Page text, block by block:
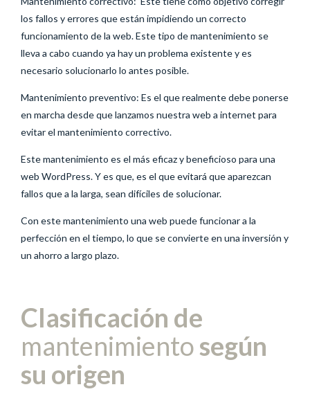
los fallos y errores que están impidiendo un correcto
funcionamiento de la web. Este tipo de mantenimiento se
lleva a cabo cuando ya hay un problema existente y es
necesario solucionarlo lo antes posible.
Mantenimiento preventivo: Es el que realmente debe ponerse
en marcha desde que lanzamos nuestra web a internet para
evitar el mantenimiento correctivo.
Este mantenimiento es el más eficaz y beneficioso para una
web WordPress. Y es que, es el que evitará que aparezcan
fallos que a la larga, sean difíciles de solucionar.
Con este mantenimiento una web puede funcionar a la
perfección en el tiempo, lo que se convierte en una inversión y
un ahorro a largo plazo.
Clasificación de
mantenimientosegún
su origen